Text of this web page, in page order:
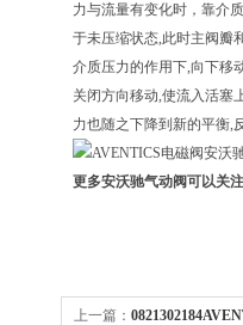
力与流量有变化时，靠介
于未压缩状态,此时主阀瓣
介质压力的作用下,向下移
关闭方向移动,使流入活塞
力也随之下降到新的平衡,
更多安沃驰气动阀可以关
上一篇：